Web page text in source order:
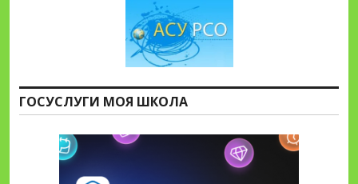
ГОСУСЛУГИ МОЯ ШКОЛА